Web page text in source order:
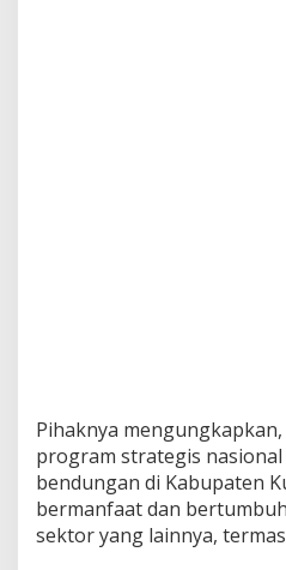
Pihaknya
program strategis
bendungan di Kabupaten
bermanfaat dan
sektor yang lainnya,